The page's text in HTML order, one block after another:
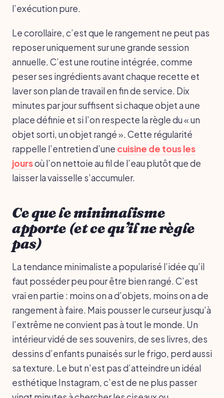
l’exécution pure.
Le corollaire, c’est que le rangement ne peut pas
reposer uniquement sur une grande session
annuelle. C’est une routine intégrée, comme
peser ses ingrédients avant chaque recette et
laver son plan de travail en fin de service. Dix
minutes par jour suffisent si chaque objet a une
place définie et si l’on respecte la règle du « un
objet sorti, un objet rangé ». Cette régularité
rappelle l’entretien d’une cuisine de tous les
joursoù l’on nettoie au fil de l’eau plutôt que de
laisser la vaisselle s’accumuler.
Ce que le minimalisme
apporte (et ce qu’il ne règle
pas)
La tendance minimaliste a popularisé l’idée qu’il
faut posséder peu pour être bien rangé. C’est
vrai en partie : moins on a d’objets, moins on a de
rangement à faire. Mais pousser le curseur jusqu’à
l’extrême ne convient pas à tout le monde. Un
intérieur vidé de ses souvenirs, de ses livres, des
dessins d’enfants punaisés sur le frigo, perd aussi
sa texture. Le but n’est pas d’atteindre un idéal
esthétique Instagram, c’est de ne plus passer